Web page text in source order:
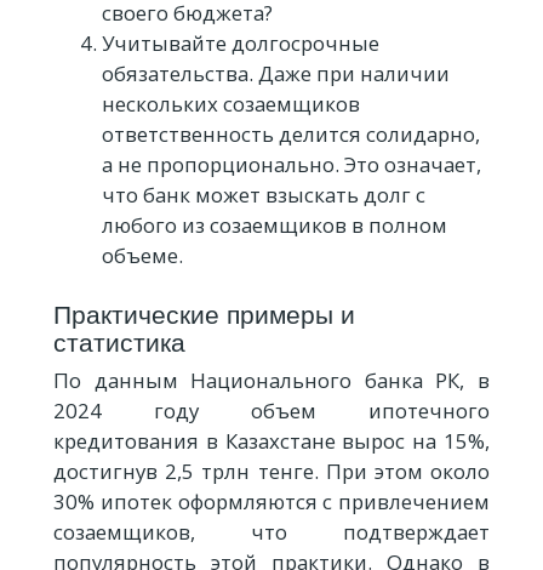
своего бюджета?
Учитывайте долгосрочные
обязательства. Даже при наличии
нескольких созаемщиков
ответственность делится солидарно,
а не пропорционально. Это означает,
что банк может взыскать долг с
любого из созаемщиков в полном
объеме.
Практические примеры и
статистика
По данным Национального банка РК, в
2024 году объем ипотечного
кредитования в Казахстане вырос на 15%,
достигнув 2,5 трлн тенге. При этом около
30% ипотек оформляются с привлечением
созаемщиков, что подтверждает
популярность этой практики. Однако в